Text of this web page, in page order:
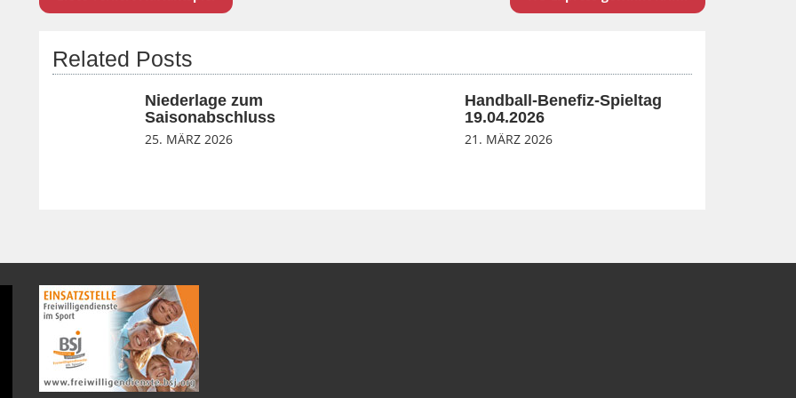
Related Posts
Niederlage zum
Saisonabschluss
25. MÄRZ 2026
Handball-Benefiz-Spieltag
19.04.2026
21. MÄRZ 2026